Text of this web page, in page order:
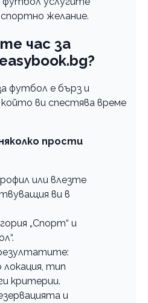
желание.
час за
футбол е бърз и
ви спестява време
прости
или влезте
ви в
„Спорт“ и
тип
критерии.
и